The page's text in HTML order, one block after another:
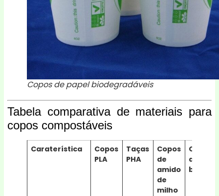
Copos de papel biodegradáveis
Tabela comparativa de materiais para
copos compostáveis
Caraterística
Copos
PLA
Taças
PHA
Copos
de
amido
de
milho
Copos
de
bagaço